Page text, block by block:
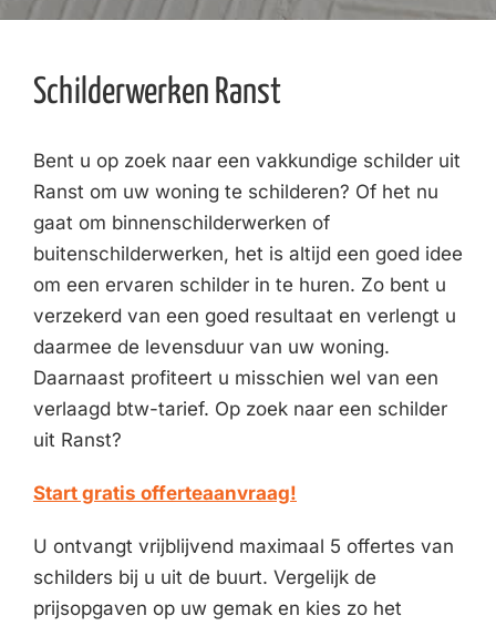
Schilderwerken Ranst
Bent u op zoek naar een vakkundige schilder uit
Ranst om uw woning te schilderen? Of het nu
gaat om binnenschilderwerken of
buitenschilderwerken, het is altijd een goed idee
om een ervaren schilder in te huren. Zo bent u
verzekerd van een goed resultaat en verlengt u
daarmee de levensduur van uw woning.
Daarnaast profiteert u misschien wel van een
verlaagd btw-tarief. Op zoek naar een schilder
uit Ranst?
Start gratis offerteaanvraag!
U ontvangt vrijblijvend maximaal 5 offertes van
schilders bij u uit de buurt. Vergelijk de
prijsopgaven op uw gemak en kies zo het